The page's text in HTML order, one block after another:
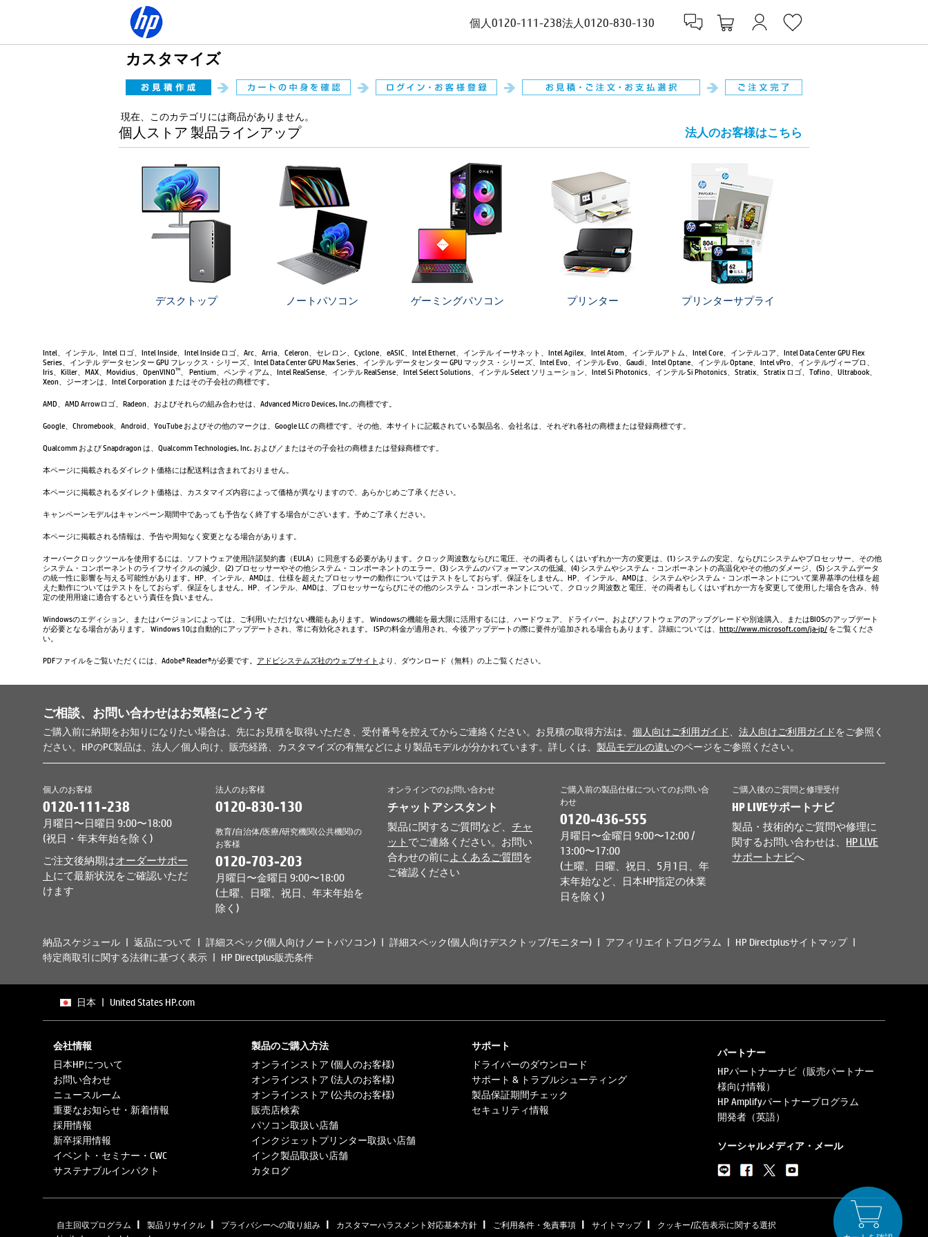
個人 0120-111-238法人 0120-830-130
カスタマイズ
現在、このカテゴリには商品がありません。
個人ストア 製品ラインアップ 法人のお客様はこちら
デスクトップ ノートパソコン ゲーミングパソコン プリンター プリンターサプライ
Intel、インテル、Intel ロゴ、Intel Inside、Intel Inside ロゴ、Arc、Arria、Celeron、セレロン、Cyclone、eASIC、Intel Ethernet、インテル イーサネット、Intel Agilex、Intel Atom、インテルアトム、Intel Core、インテルコア、Intel Data Center GPU Flex
Series、インテル データセンター GPU フレックス・シリーズ、Intel Data Center GPU Max Series、インテル データセンター GPU マックス・シリーズ、Intel Evo、インテル Evo、Gaudi、Intel Optane、インテル Optane、Intel vPro、インテルヴィープロ、
Iris、Killer、MAX、Movidius、OpenVINOTM
、 Pentium、ペンティアム、Intel RealSense、インテル RealSense、Intel Select Solutions、インテル Select ソリューション、Intel Si Photonics、インテル Si Photonics、Stratix、Stratix ロゴ、Tofino、Ultrabook、
Xeon、ジーオンは、Intel Corporation またはその子会社の商標です。
AMD、AMD Arrowロゴ、Radeon、およびそれらの組み合わせは、Advanced Micro Devices, Inc.の商標です。
Google、Chromebook、Android、YouTube およびその他のマークは、Google LLC の商標です。その他、本サイトに記載されている製品名、会社名は、それぞれ各社の商標または登録商標です。
Qualcomm および Snapdragon は、Qualcomm Technologies, Inc. および／またはその子会社の商標または登録商標です。
本ページに掲載されるダイレクト価格には配送料は含まれておりません。
本ページに掲載されるダイレクト価格は、カスタマイズ内容によって価格が異なりますので、あらかじめご了承ください。
キャンペーンモデルはキャンペーン期間中であっても予告なく終了する場合がございます。予めご了承ください。
本ページに掲載される情報は、予告や周知なく変更となる場合があります。
オーバークロックツールを使用するには、ソフトウェア使用許諾契約書（EULA）に同意する必要があります。クロック周波数ならびに電圧、その両者もしくはいずれか一方の変更は、(1) システムの安定、ならびにシステムやプロセッサー、その他
システム・コンポーネントのライフサイクルの減少、(2) プロセッサーやその他システム・コンポーネントのエラー、(3) システムのパフォーマンスの低減、(4) システムやシステム・コンポーネントの高温化やその他のダメージ、(5) システムデータ
の統一性に影響を与える可能性があります。HP、インテル、AMDは、仕様を超えたプロセッサーの動作についてはテストをしておらず、保証をしません。HP、インテル、AMDは、システムやシステム・コンポーネントについて業界基準の仕様を超
えた動作についてはテストをしておらず、保証をしません。HP、インテル、AMDは、プロセッサーならびにその他のシステム・コンポーネントについて、クロック周波数と電圧、その両者もしくはいずれか一方を変更して使用した場合を含み、特
定の使用用途に適合するという責任を負いません。
Windowsのエディション、またはバージョンによっては、ご利用いただけない機能もあります。 Windowsの機能を最大限に活用するには、ハードウェア、ドライバー、およびソフトウェアのアップグレードや別途購入、またはBIOSのアップデート
が必要となる場合があります。 Windows 10は自動的にアップデートされ、常に有効化されます。 ISPの料金が適用され、今後アップデートの際に要件が追加される場合もあります。 詳細については、 http://www.microsoft.com/ja-jp/ をご覧くださ
い。
PDFファイルをご覧いただくには、Adobe® Reader®が必要です。 アドビシステムズ社のウェブサイト より、ダウンロード（無料）の上ご覧ください。
ご相談、お問い合わせはお気軽にどうぞ
ご購入前に納期をお知りになりたい場合は、先にお見積を取得いただき、受付番号を控えてからご連絡ください。お見積の取得方法は、 個人向けご利用ガイド 法人向けご利用ガイドをご参照く
ださい。HPのPC製品は、法人／個人向け、販売経路、カスタマイズの有無などにより製品モデルが分かれています。詳しくは、 製品モデルの違いのページをご参照ください。
個人のお客様
0120-111-238
月曜日〜日曜日 9:00〜18:00
(祝日・年末年始を除く)
ご注文後納期はオーダーサポー
ト にて最新状況をご確認いただ
けます
法人のお客様
0120-830-130
教育/自治体/医療/研究機関(公共機関)の
お客様
0120-703-203
月曜日〜金曜日 9:00〜18:00
(土曜、日曜、祝日、年末年始を
除く)
オンラインでのお問い合わせ
チャットアシスタント
製品に関するご質問など、チャ
ット でご連絡ください。お問い
合わせの前に よくあるご質問を
ご確認ください
ご購入前の製品仕様についてのお問い合
わせ
0120-436-555
月曜日〜金曜日 9:00〜12:00 /
13:00〜17:00
(土曜、日曜、祝日、5月1日、年
末年始など、日本HP指定の休業
日を除く)
ご購入後のご質問と修理受付
HP LIVEサポートナビ
製品・技術的なご質問や修理に
関するお問い合わせは、 HP LIVE
サポートナビへ
納品スケジュール 返品について 詳細スペック(個人向けノートパソコン) 詳細スペック(個人向けデスクトップ/モニター) アフィリエイトプログラム
HP Directplusサイトマップ
特定商取引に関する法律に基づく表示
HP Directplus販売条件
日本 | United States HP.com
会社情報
日本HPについて
お問い合わせ
ニュースルーム
重要なお知らせ・新着情報
採用情報
新卒採用情報
イベント・セミナー・CWC
サステナブルインパクト
製品のご購入方法
オンラインストア (個人のお客様)
オンラインストア (法人のお客様)
オンラインストア (公共のお客様)
販売店検索
パソコン取扱い店舗
インクジェットプリンター取扱い店舗
インク製品取扱い店舗
カタログ
サポート
ドライバーのダウンロード
サポート & トラブルシューティング
製品保証期間チェック
セキュリティ情報
パートナー
HPパートナーナビ（販売パートナー
様向け情報）
HP Amplifyパートナープログラム
開発者（英語）
ソーシャルメディア・メール
自主回収プログラム | 製品リサイクル | プライバシーへの取り組み | カスタマーハラスメント対応基本方針 | ご利用条件・免責事項 | サイトマップ |
クッキー/広告表示に関する選択